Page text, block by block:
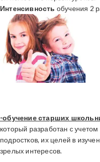
Интенсивность обучения 2
-обучение старших
который разработан с
подростков, их целей в
зрелых интересов.